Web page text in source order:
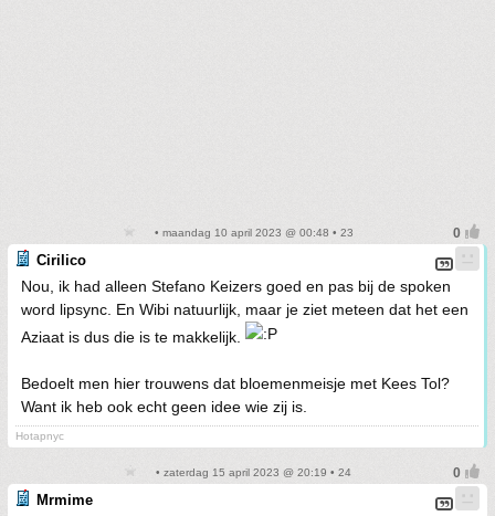
• maandag 10 april 2023 @ 00:48 • 23
Cirilico
Nou, ik had alleen Stefano Keizers goed en pas bij de spoken
word lipsync. En Wibi natuurlijk, maar je ziet meteen dat het een
Aziaat is dus die is te makkelijk.
Bedoelt men hier trouwens dat bloemenmeisje met Kees Tol?
Want ik heb ook echt geen idee wie zij is.
Hotapnyc
• zaterdag 15 april 2023 @ 20:19 • 24
Mrmime